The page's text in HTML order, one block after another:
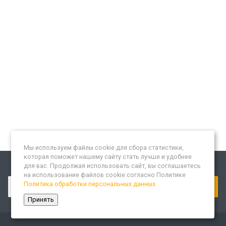
Подписывайтесь на новости и акции:
Мы используем файлы cookie для сбора статистики,
которая поможет нашему сайту стать лучше и удобнее
для вас. Продолжая использовать сайт, вы соглашаетесь
на использование файлов cookie согласно Политике
Политика обработки персональных данных
Принять